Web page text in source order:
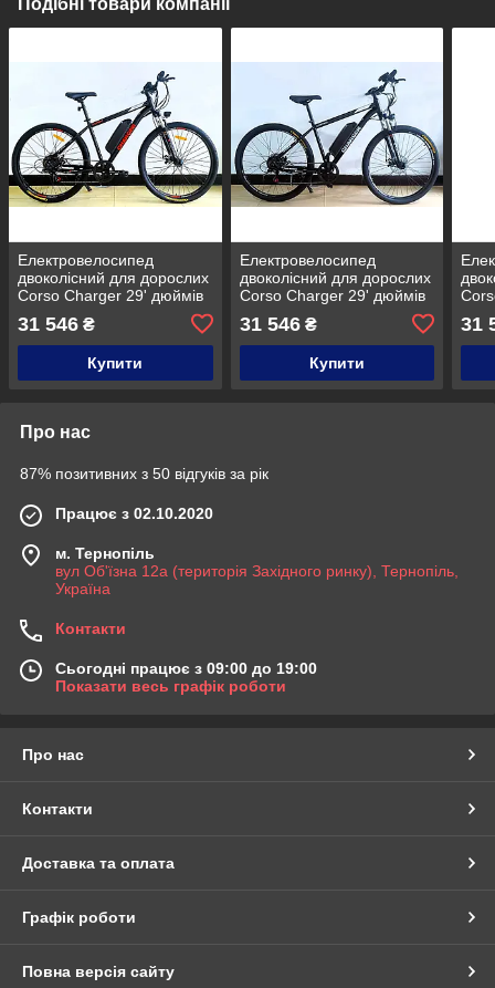
Подібні товари компанії
Електровелосипед
двоколісний для дорослих
Corso Charger 29' дюймів
36V10Ah
31 546 ₴
Купити
Електровелосипед
двоколісний для дорослих
Corso Charger 29' дюймів
36V10Ah
31 546₴
Купити
31
Про нас
87% позитивних з 50 відгуків за рік
Працює з 02.10.2020
м. Тернопіль
вул Об'їзна 12а (територія Західного ринку), Тернопіль,
Україна
Контакти
Сьогодні працює з 09:00 до 19:00
Показати весь графік роботи
Про нас
Контакти
Доставка та оплата
Графік роботи
Повна версія сайту